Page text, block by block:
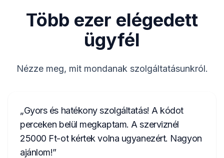
E1994
8200057681TJ823
281155248RTK123
C70000001234
Több ezer elégedett
ügyfél
Nézze meg, mit mondanak szolgáltatásunkról.
Gyors és hatékony szolgáltatás! A kódot
perceken belül megkaptam. A szerviznél
25000 Ft-ot kértek volna ugyanezért. Nagyon
ajánlom!